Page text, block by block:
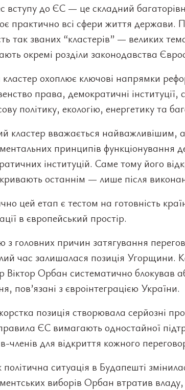
вступу до ЄС — це складний
практично всі сфери життя держави.
так званих “кластерів” — великих
окремі розділи законодавства
охоплює ключові напрямки
права, демократичні інституції,
політику, екологію, енергетику та
кластер вважається найважливішим,
принципів функціонування
інституцій. Саме тому його
останнім — лише після
цей етап є тестом на готовність
в європейський простір.
з головних причин затягування
час залишалася позиція Угорщини.
Віктор Орбан систематично блокував
пов’язані з євроінтеграцією України.
позиція створювала серйозні
ЄС вимагають одностайної
членів для відкриття кожного
ситуація в Будапешті
виборів Орбан втратив